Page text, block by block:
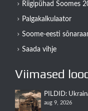
Riigipühad Soomes
Palgakalkulaator
Soome-eesti
Saada vihje
Viimased
PILDID:
aug 9, 2026